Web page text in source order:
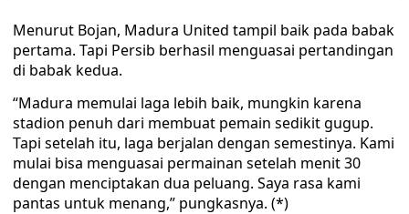
Menurut Bojan, Madura United tampil baik pada babak
pertama. Tapi Persib berhasil menguasai pertandingan
di babak kedua.
“Madura memulai laga lebih baik, mungkin karena
stadion penuh dari membuat pemain sedikit gugup.
Tapi setelah itu, laga berjalan dengan semestinya. Kami
mulai bisa menguasai permainan setelah menit 30
dengan menciptakan dua peluang. Saya rasa kami
pantas untuk menang,” pungkasnya. (*)